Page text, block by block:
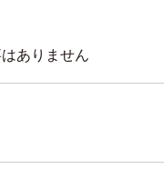
ありません